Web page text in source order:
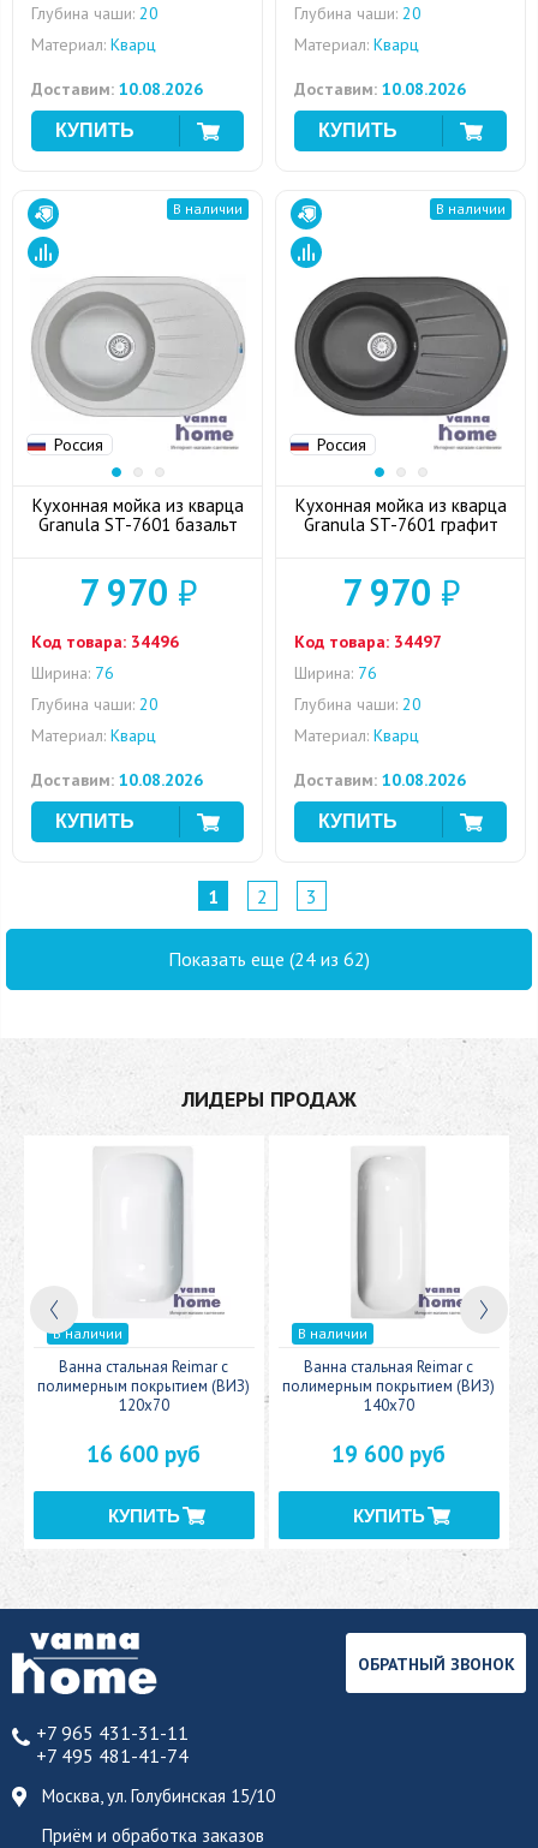
Глубина чаши: 20
Материал: Кварц
Доставим: 10.08.2026
Глубина чаши: 20
Материал: Кварц
Доставим: 10.08.2026
Россия
В наличии
Кухонная мойка из кварца
Granula ST-7601 базальт
7 970 ₽
Код товара: 34496
Ширина: 76
Глубина чаши: 20
Материал: Кварц
Доставим: 10.08.2026
Россия
В наличии
Кухонная мойка из кварца
Granula ST-7601 графит
7 970 ₽
Код товара: 34497
Ширина: 76
Глубина чаши: 20
Материал: Кварц
Доставим: 10.08.2026
1 2 3
Показать еще (24 из 62)
ЛИДЕРЫ ПРОДАЖ
В наличии
Ванна стальная Reimar с
полимерным покрытием (ВИЗ)
120x70
16 600 руб
В наличии
Ванна стальная Reimar с
полимерным покрытием (ВИЗ)
140x70
19 600 руб
+7 965 431-31-11
+7 495 481-41-74
Москва, ул. Голубинская 15/10
Приём и обработка заказов
ОБРАТНЫЙ ЗВОНОК